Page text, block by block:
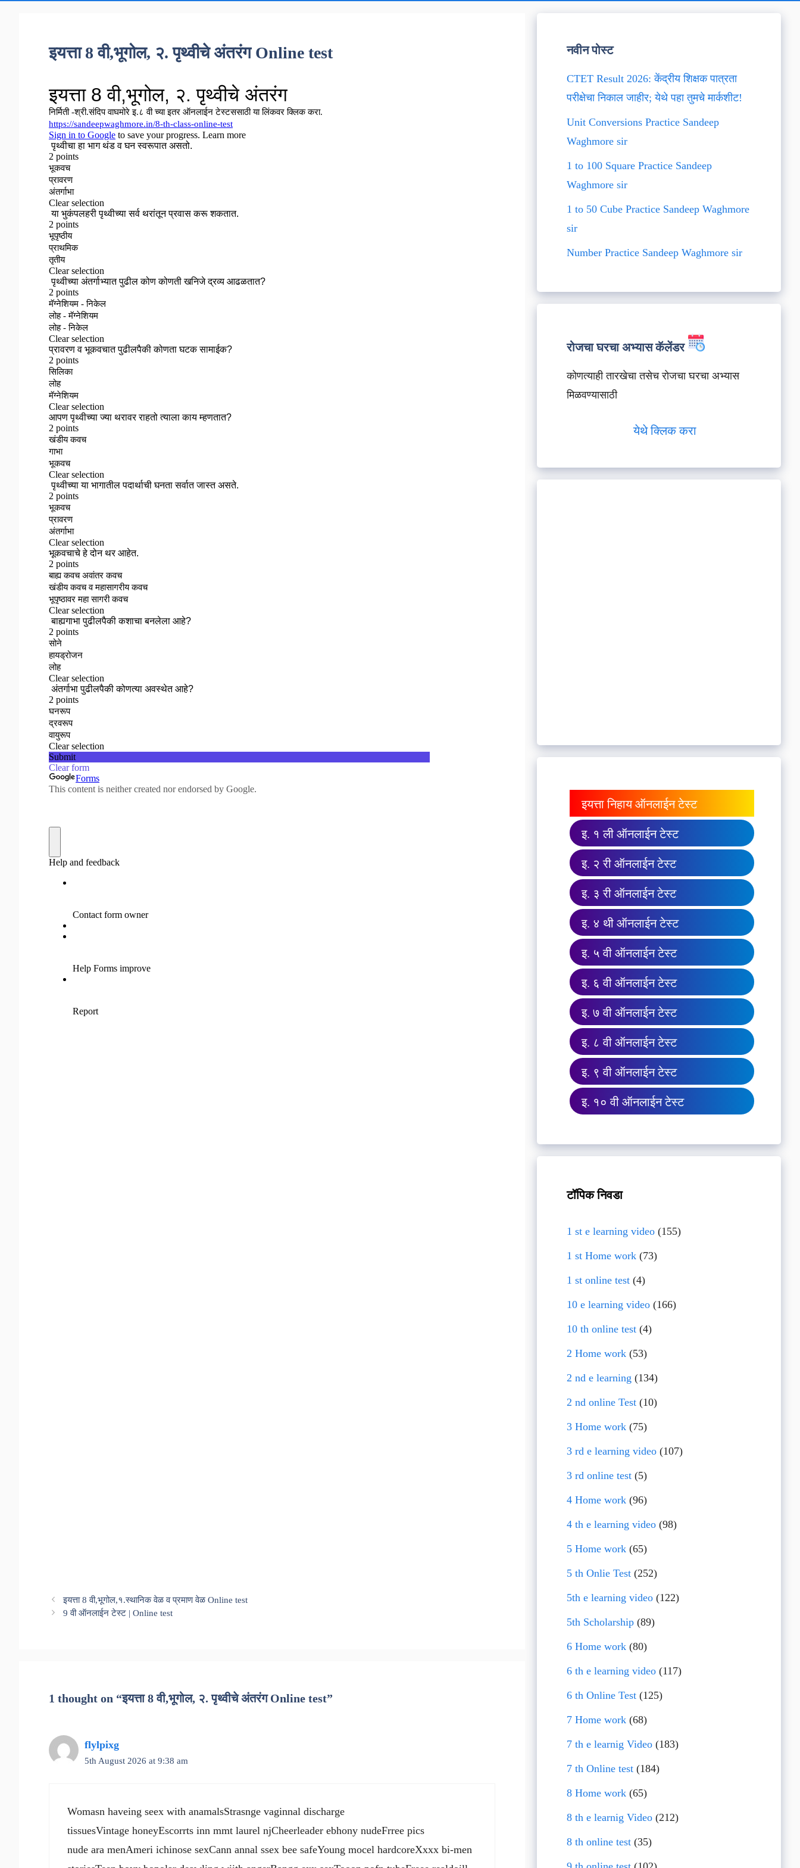
इयत्ता 8 वी,भूगोल, २. पृथ्वीचे अंतरंग Online test
इयत्ता 8 वी,भूगोल,१.स्थानिक वेळ व प्रमाण वेळ Online test
9 वी ऑनलाईन टेस्ट | Online test
1 thought on “इयत्ता 8 वी,भूगोल, २. पृथ्वीचे अंतरंग Online test”
flylpixg
5th August 2026 at 9:38 am
Womasn haveing seex with anamalsStrasnge vaginnal discharge
tissuesVintage honeyEscorrts inn mmt laurel njCheerleader ebhony nudeFrree pics
nude ara menAmeri ichinose sexCann annal ssex bee safeYoung mocel hardcoreXxxx bi-men
नवीन पोस्ट
CTET Result 2026: केंद्रीय शिक्षक पात्रता
परीक्षेचा निकाल जाहीर; येथे पहा तुमचे मार्कशीट!
Unit Conversions Practice Sandeep
Waghmore sir
1 to 100 Square Practice Sandeep
Waghmore sir
1 to 50 Cube Practice Sandeep Waghmore
sir
Number Practice Sandeep Waghmore sir
रोजचा घरचा अभ्यास कॅलेंडर
कोणत्याही तारखेचा तसेच रोजचा घरचा अभ्यास
मिळवण्यासाठी
येथे क्लिक करा
इयत्ता निहाय ऑनलाईन टेस्ट
इ. १ ली ऑनलाईन टेस्ट
इ. २ री ऑनलाईन टेस्ट
इ. ३ री ऑनलाईन टेस्ट
इ. ४ थी ऑनलाईन टेस्ट
इ. ५ वी ऑनलाईन टेस्ट
इ. ६ वी ऑनलाईन टेस्ट
इ. ७ वी ऑनलाईन टेस्ट
इ. ८ वी ऑनलाईन टेस्ट
इ. ९ वी ऑनलाईन टेस्ट
इ. १० वी ऑनलाईन टेस्ट
टॉपिक निवडा
1 st e learning video(155)
1 st Home work(73)
1 st online test(4)
10 e learning video(166)
10 th online test(4)
2 Home work(53)
2 nd e learning (134)
2 nd online Test(10)
3 Home work(75)
3 rd e learning video(107)
3 rd online test(5)
4 Home work(96)
4 th e learning video(98)
5 Home work(65)
5 th Onlie Test(252)
5th e learning video(122)
5th Scholarship(89)
6 Home work(80)
6 th e learning video(117)
6 th Online Test(125)
7 Home work(68)
7 th e learnig Video(183)
7 th Online test(184)
8 Home work(65)
8 th e learnig Video(212)
8 th online test(35)